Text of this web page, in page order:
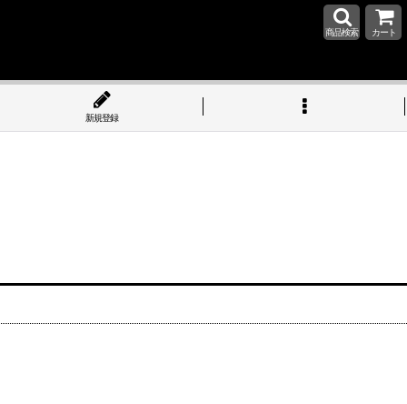
商品検索 カート
新規登録